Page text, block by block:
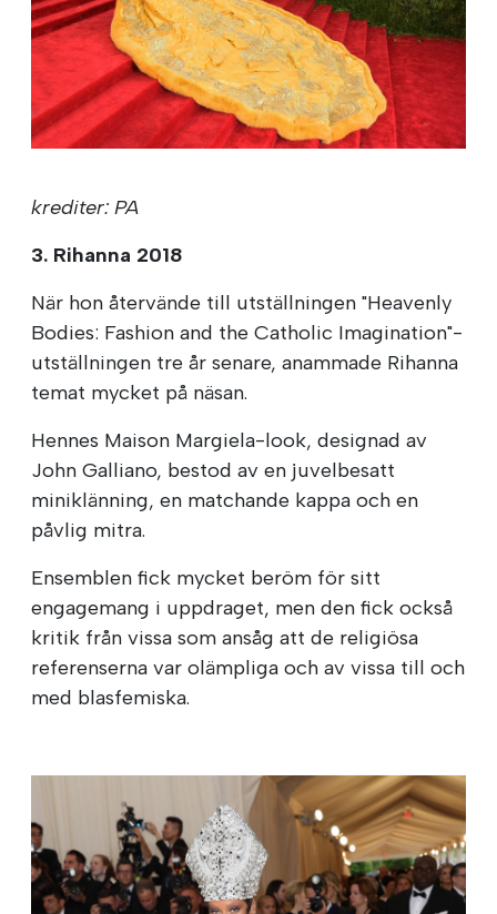
krediter: PA
3. Rihanna 2018
När hon återvände till utställningen "Heavenly
Bodies: Fashion and the Catholic Imagination"-
utställningen tre år senare, anammade Rihanna
temat mycket på näsan.
Hennes Maison Margiela-look, designad av
John Galliano, bestod av en juvelbesatt
miniklänning, en matchande kappa och en
påvlig mitra.
Ensemblen fick mycket beröm för sitt
engagemang i uppdraget, men den fick också
kritik från vissa som ansåg att de religiösa
referenserna var olämpliga och av vissa till och
med blasfemiska.